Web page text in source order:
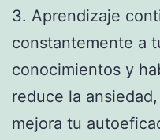
3. Aprendizaje
constantemente a
conocimientos y
reduce la
mejora tu